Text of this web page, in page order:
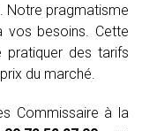
Notre pragmatisme
vos besoins. Cette
pratiquer des tarifs
du marché.
Commissaire à la